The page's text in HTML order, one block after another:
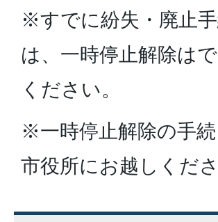
※すでに紛失・廃止
は、一時停止解除は
ください。
※一時停止解除の手
市役所にお越しくださ